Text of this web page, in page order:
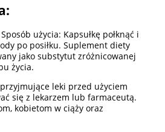
użycia: Kapsułkę połknąć i
po posiłku. Suplement diety
jako substytut zróżnicowanej
życia.
leki przed użyciem
się z lekarzem lub farmaceutą.
kobietom w ciąży oraz